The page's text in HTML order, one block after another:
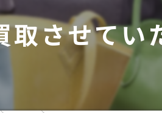
時計
ブランド品
させてい